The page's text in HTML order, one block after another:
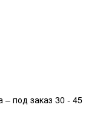
– под заказ 30 - 45